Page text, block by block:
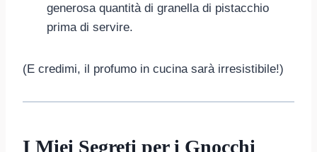
generosa quantità di granella di pistacchio
prima di servire.
(E credimi, il profumo in cucina sarà irresistibile!)
I Miei Segreti per i Gnocchi